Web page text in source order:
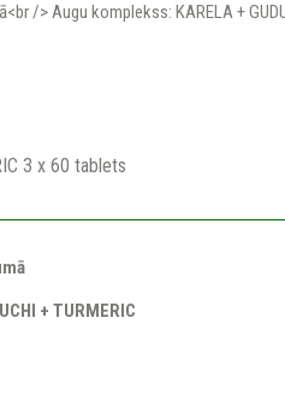
/> Augu komplekss: KARELA +
3 x 60 tablets
+ TURMERIC